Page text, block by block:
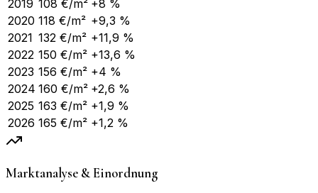
2019 108 €/m² +8 %
2020 118 €/m² +9,3 %
2021 132 €/m² +11,9 %
2022 150 €/m² +13,6 %
2023 156 €/m² +4 %
2024 160 €/m² +2,6 %
2025 163 €/m² +1,9 %
2026 165 €/m² +1,2 %
Marktanalyse & Einordnung